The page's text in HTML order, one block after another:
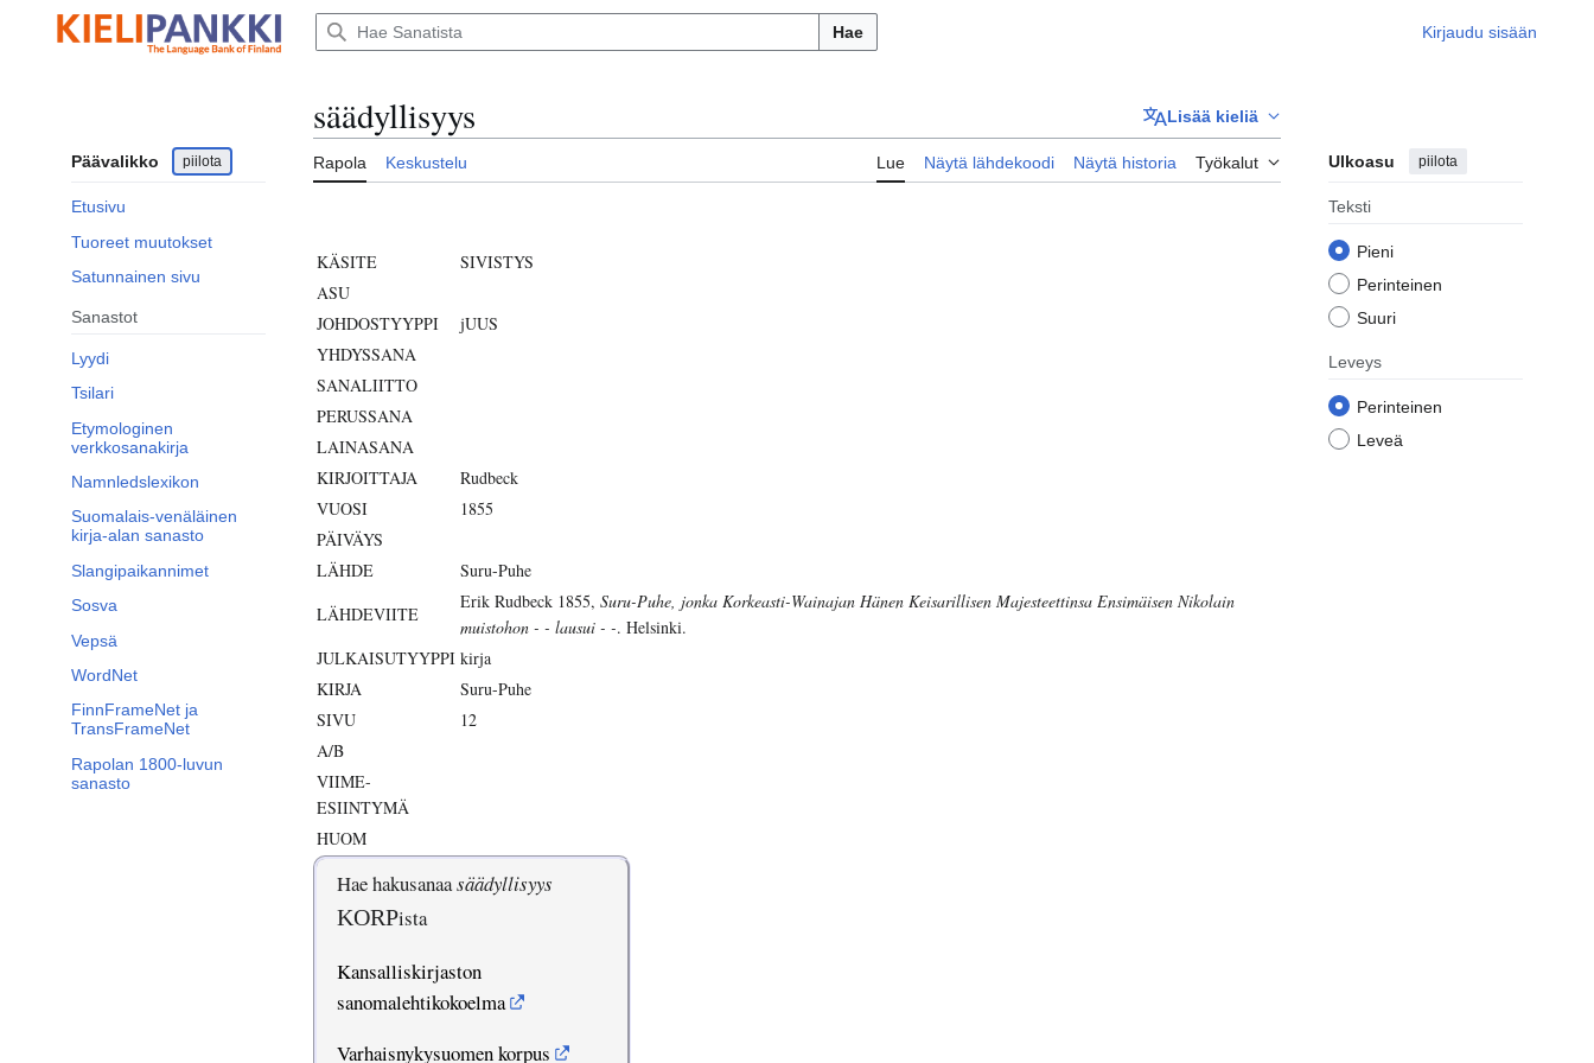
sisältöön
Hae Kirjaudu sisään
Päävalikko piilota
Etusivu
Tuoreet muutokset
Satunnainen sivu
Sanastot
Lyydi
Tsilari
Etymologinen
verkkosanakirja
Namnledslexikon
Suomalais-venäläinen
kirja-alan sanasto
Slangipaikannimet
Sosva
Vepsä
WordNet
FinnFrameNet ja
TransFrameNet
Rapolan 1800-luvun
sanasto
säädyllisyys Lisää kieliä
Rapola Keskustelu Lue Näytä lähdekoodi Näytä historia Työkalut Ulkoasu piilota
Teksti
Pieni
Perinteinen
Suuri
Leveys
Perinteinen
Leveä
KÄSITE
SIVISTYS
ASU
JOHDOSTYYPPI
jUUS
YHDYSSANA
SANALIITTO
PERUSSANA
LAINASANA
KIRJOITTAJA
Rudbeck
VUOSI
1855
PÄIVÄYS
LÄHDE
Suru-Puhe
LÄHDEVIITE
Erik Rudbeck 1855, Suru-Puhe, jonka Korkeasti-Wainajan Hänen Keisarillisen Majesteettinsa Ensimäisen Nikolain
muistohon - - lausui - -. Helsinki.
JULKAISUTYYPPI kirja
KIRJA
Suru-Puhe
SIVU
12
A/B
VIIME-
ESIINTYMÄ
HUOM
Hae hakusanaasäädyllisyys
KORPista
Kansalliskirjaston
sanomalehtikokoelma
Varhaisnykysuomen korpus